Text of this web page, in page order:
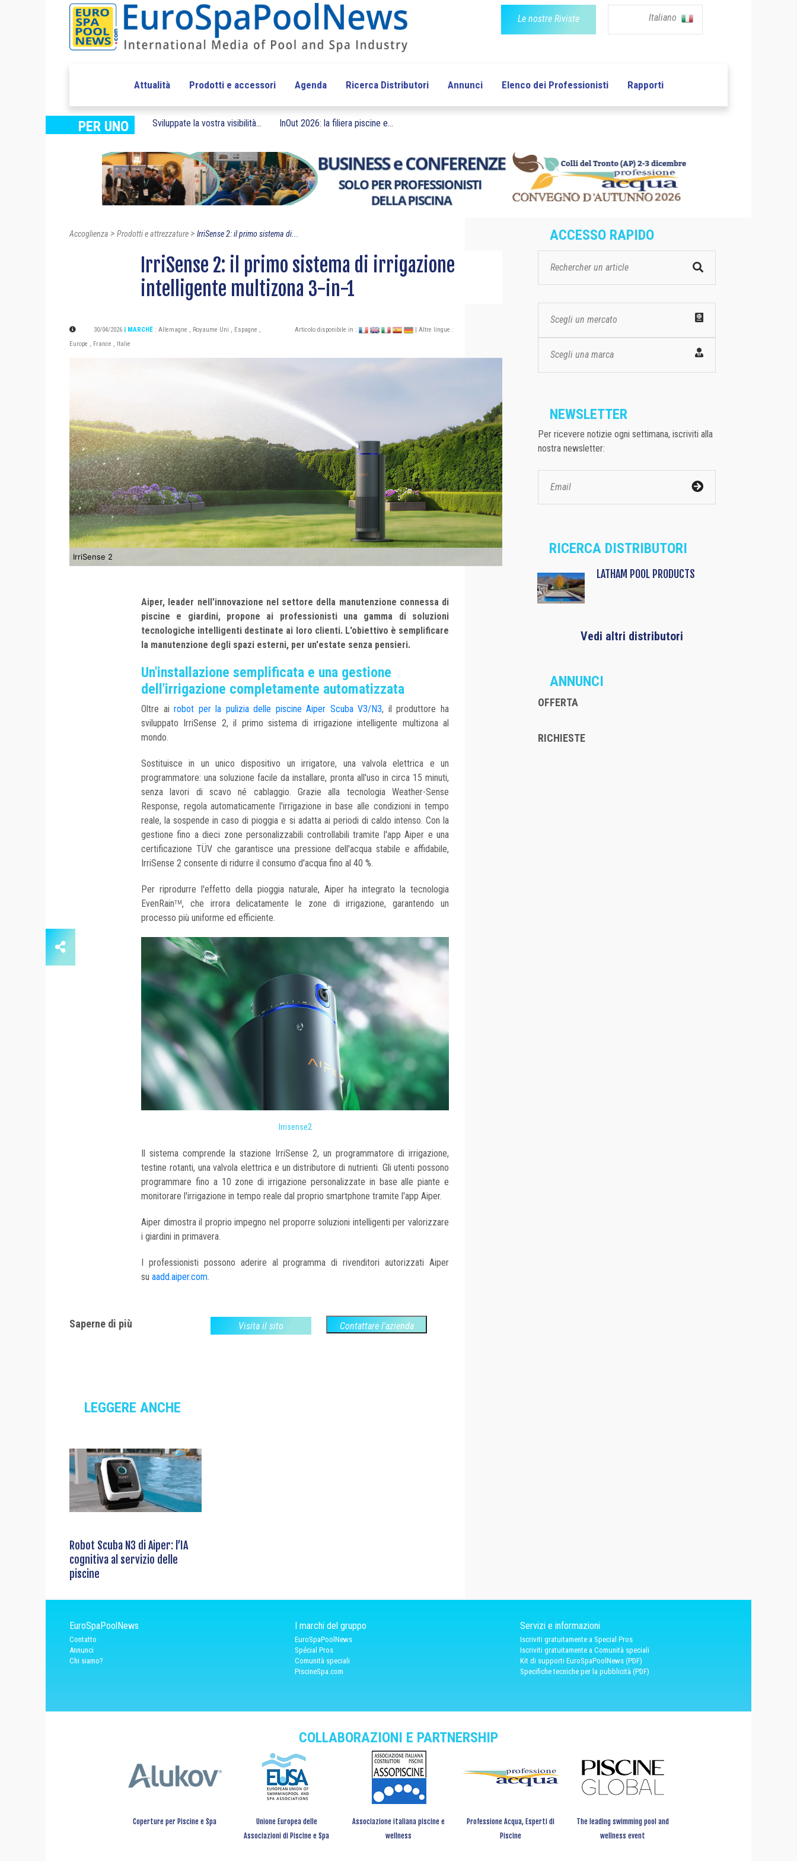
Le nostre Riviste Italiano
Attualità Prodotti e accessori Agenda Ricerca Distributori Annunci Elenco dei Professionisti Rapporti
PER UNO Sviluppate la vostra visibilità... InOut 2026: la filiera piscine e...
Accoglienza > Prodotti e attrezzature> IrriSense 2: il primo sistema di...
IrriSense 2: il primo sistema di irrigazione
intelligente multizona 3-in-1
30/04/2026 | MARCHÉ : Allemagne , Royaume Uni , Espagne ,
Europe , France , Italie
Articolo disponibile in : | Altre lingue :
IrriSense 2
Aiper, leader nell'innovazione nel settore della manutenzione connessa di
piscine e giardini, propone ai professionisti una gamma di soluzioni
tecnologiche intelligenti destinate ai loro clienti. L'obiettivo è semplificare
la manutenzione degli spazi esterni, per un'estate senza pensieri.
Un'installazione semplificata e una gestione
dell'irrigazione completamente automatizzata
Oltre airobot per la pulizia delle piscine Aiper Scuba V3/N3, il produttore ha
sviluppato IrriSense 2, il primo sistema di irrigazione intelligente multizona al
mondo.
Sostituisce in un unico dispositivo un irrigatore, una valvola elettrica e un
programmatore: una soluzione facile da installare, pronta all'uso in circa 15 minuti,
senza lavori di scavo né cablaggio. Grazie alla tecnologia Weather-Sense
Response, regola automaticamente l'irrigazione in base alle condizioni in tempo
reale, la sospende in caso di pioggia e si adatta ai periodi di caldo intenso. Con la
gestione fino a dieci zone personalizzabili controllabili tramite l'app Aiper e una
certificazione TÜV che garantisce una pressione dell'acqua stabile e affidabile,
IrriSense 2 consente di ridurre il consumo d'acqua fino al 40 %.
Per riprodurre l'effetto della pioggia naturale, Aiper ha integrato la tecnologia
EvenRainTM, che irrora delicatamente le zone di irrigazione, garantendo un
processo più uniforme ed efficiente.
Irrisense2
Il sistema comprende la stazione IrriSense 2, un programmatore di irrigazione,
testine rotanti, una valvola elettrica e un distributore di nutrienti. Gli utenti possono
programmare fino a 10 zone di irrigazione personalizzate in base alle piante e
monitorare l'irrigazione in tempo reale dal proprio smartphone tramite l'app Aiper.
Aiper dimostra il proprio impegno nel proporre soluzioni intelligenti per valorizzare
i giardini in primavera.
I professionisti possono aderire al programma di rivenditori autorizzati Aiper
su aadd.aiper.com
Saperne di più Visita il sito Contattare l'azienda
LEGGERE ANCHE
Robot Scuba N3 di Aiper: l’IA
cognitiva al servizio delle
piscine
ACCESSO RAPIDO
Scegli un mercato
Scegli una marca
NEWSLETTER
Per ricevere notizie ogni settimana, iscriviti alla
nostra newsletter:
RICERCA DISTRIBUTORI
LATHAM POOL PRODUCTS
Vedi altri distributori
ANNUNCI
OFFERTA
RICHIESTE
EuroSpaPoolNews
Contatto
Annunci
Chi siamo?
I marchi del gruppo
EuroSpaPoolNews
Spécial Pros
Comunità speciali
PiscineSpa.com
Servizi e informazioni
Iscriviti gratuitamente a Special Pros
Iscriviti gratuitamente a Comunità speciali
Kit di supporti EuroSpaPoolNews (PDF)
Specifiche tecniche per la pubblicità (PDF)
COLLABORAZIONI E PARTNERSHIP
Coperture per Piscine e Spa
Unione Europea delle
Associazioni di Piscine e Spa
Associazione italiana piscine e
wellness
Professione Acqua, Esperti di
Piscine
The leading swimming pool and
wellness event